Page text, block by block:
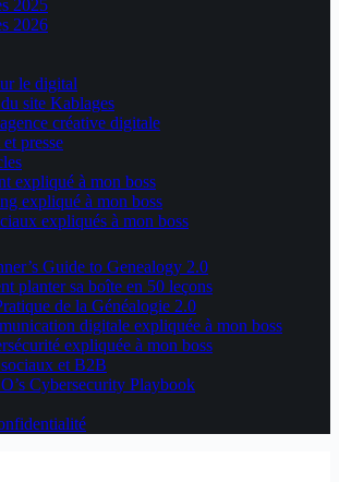
2025
2026
le digital
site Kablages
créative digitale
presse
expliqué à mon boss
expliqué à mon boss
expliqués à mon boss
Guide to Genealogy 2.0
planter sa boîte en 50 leçons
de la Généalogie 2.0
digitale expliquée à mon boss
expliquée à mon boss
et B2B
Cybersecurity Playbook